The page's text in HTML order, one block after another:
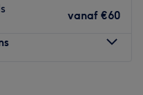
vanaf €60